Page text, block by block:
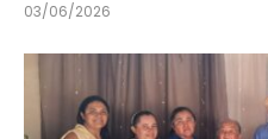
03/06/2026